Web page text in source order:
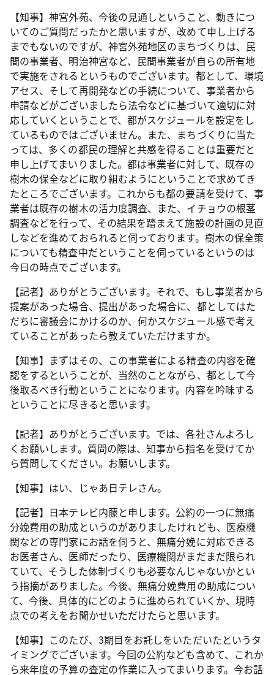
【知事】神宮外苑、今後の見通しということ、動きにつ
いてのご質問だったかと思いますが、改めて申し上げる
までもないのですが、神宮外苑地区のまちづくりは、民
間の事業者、明治神宮など、民間事業者が自らの所有地
で実施をされるというものでございます。都として、環境
アセス、そして再開発などの手続について、事業者から
申請などがございましたら法令などに基づいて適切に対
応していくということで、都がスケジュールを設定をし
ているものではございません。また、まちづくりに当た
っては、多くの都民の理解と共感を得ることは重要だと
申し上げてまいりました。都は事業者に対して、既存の
樹木の保全などに取り組むようにということで求めてき
たところでございます。これからも都の要請を受けて、事
業者は既存の樹木の活力度調査、また、イチョウの根茎
調査などを行って、その結果を踏まえて施設の計画の見直
しなどを進めておられると伺っております。樹木の保全策
についても精査中だということを伺っているというのは
今日の時点でございます。
【記者】ありがとうございます。それで、もし事業者から
提案があった場合、提出があった場合に、都としてはた
だちに審議会にかけるのか、何かスケジュール感で考え
ていることがあったら教えていただけますか。
【知事】まずはその、この事業者による精査の内容を確
認をするということが、当然のことながら、都として今
後取るべき行動ということになります。内容を吟味する
ということに尽きると思います。
【記者】ありがとうございます。では、各社さんよろし
くお願いします。質問の際は、知事から指名を受けてか
ら質問してください。お願いします。
【知事】はい、じゃあ日テレさん。
【記者】日本テレビ内藤と申します。公約の一つに無痛
分娩費用の助成というのがありましたけれども、医療機
関などの専門家にお話を伺うと、無痛分娩に対応できる
お医者さん、医師だったり、医療機関がまだまだ限られ
ていて、そうした体制づくりも必要なんじゃないかとい
う指摘がありました。今後、無痛分娩費用の助成につい
て、今後、具体的にどのように進められていくか、現時
点での考えをお聞かせいただけたらと思います。
【知事】このたび、3期目をお託しをいただいたというタ
イミングでございます。今回の公約なども含めて、これか
ら来年度の予算の査定の作業に入ってまいります。今お話